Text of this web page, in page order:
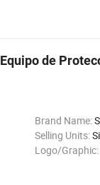
de
Brand Name:
Selling Units:
Logo/Graphic: